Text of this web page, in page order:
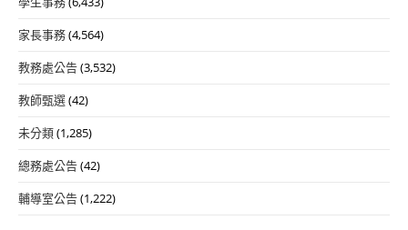
家長事務(4,564)
教務處公告(3,532)
教師甄選(42)
未分類(1,285)
總務處公告(42)
輔導室公告(1,222)